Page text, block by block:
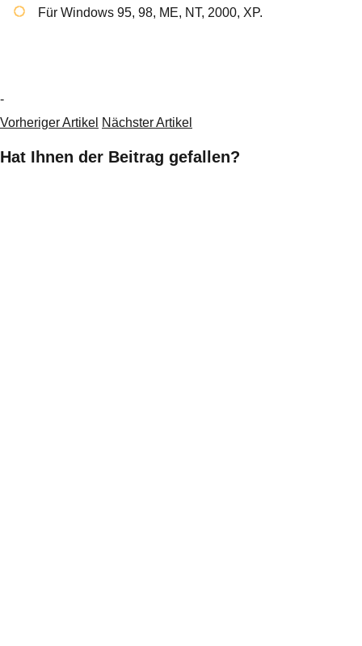
Für Windows 95, 98, ME, NT, 2000, XP.
-
Vorheriger Artikel Nächster Artikel
Hat Ihnen der Beitrag gefallen?